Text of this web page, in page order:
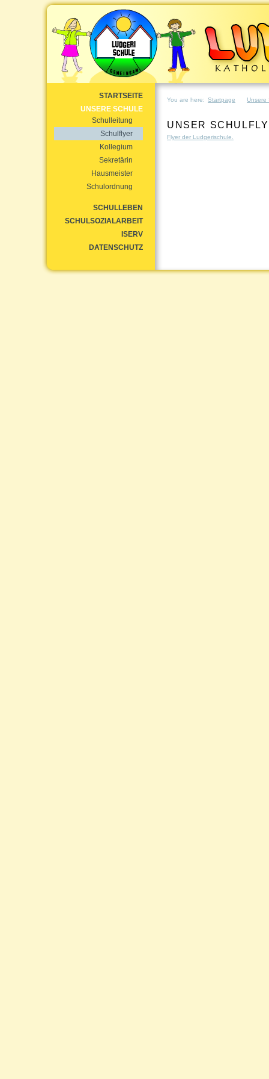
STARTSEITE
UNSERE SCHULE
Schulleitung
Schulflyer
Kollegium
Sekretärin
Hausmeister
Schulordnung
SCHULLEBEN
SCHULSOZIALARBEIT
ISERV
DATENSCHUTZ
You are here: Startpage Unsere
UNSER
Flyer der Ludgerischule.